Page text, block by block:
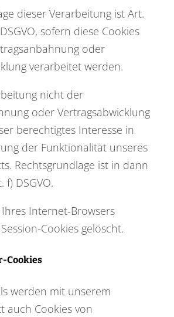
dieser Verarbeitung ist Art.
sofern diese Cookies
oder
verarbeitet werden.
nicht der
oder Vertragsabwicklung
berechtigtes Interesse in
der Funktionalität unseres
Rechtsgrundlage ist in dann
f) DSGVO.
Internet-Browsers
Cookies gelöscht.
Cookies
werden mit unserem
auch Cookies von